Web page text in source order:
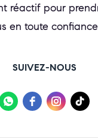
réactif pour
en toute
SUIVEZ-NOUS